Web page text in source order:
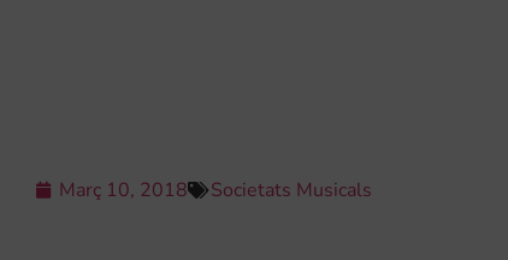
Març 10, 2018 Societats Musicals